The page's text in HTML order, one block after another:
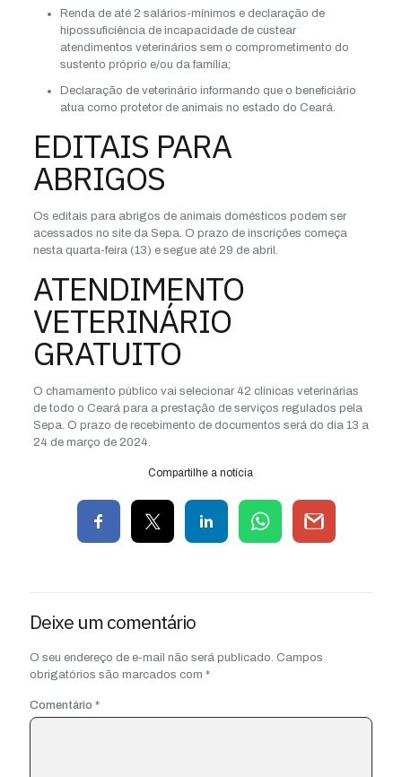
Renda de até 2 salários-mínimos e declaração de
hipossuficiência de incapacidade de custear
atendimentos veterinários sem o comprometimento do
sustento próprio e/ou da família;
Declaração de veterinário informando que o beneficiário
atua como protetor de animais no estado do Ceará.
EDITAIS PARA
ABRIGOS
Os editais para abrigos de animais domésticos podem ser
acessados no site da Sepa. O prazo de inscrições começa
nesta quarta-feira (13) e segue até 29 de abril.
ATENDIMENTO
VETERINÁRIO
GRATUITO
O chamamento público vai selecionar 42 clínicas veterinárias
de todo o Ceará para a prestação de serviços regulados pela
Sepa. O prazo de recebimento de documentos será do dia 13 a
24 de março de 2024.
Compartilhe a notícia
Deixe um comentário
O seu endereço de e-mail não será publicado. Campos
obrigatórios são marcados com *
Comentário *